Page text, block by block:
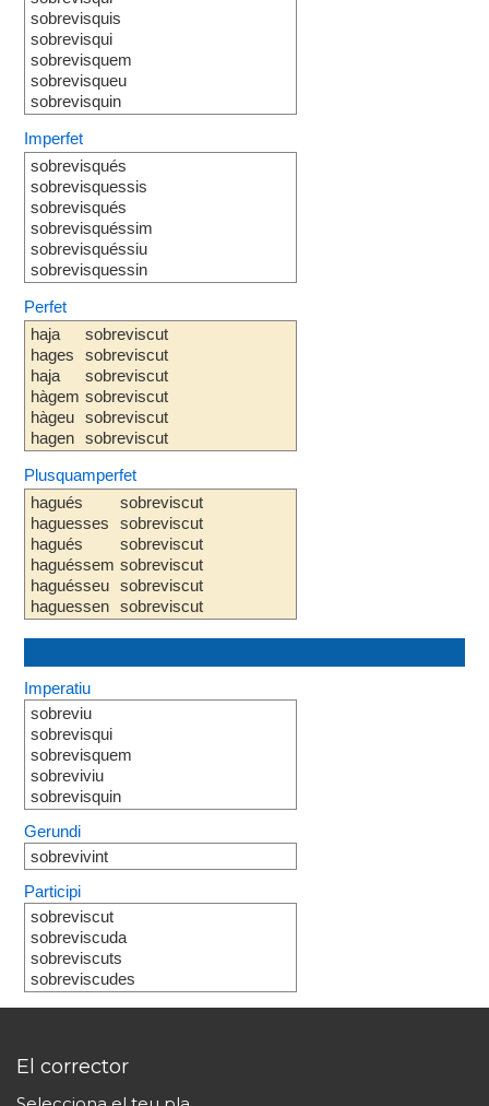
sobrevisquis
sobrevisqui
sobrevisquem
sobrevisqueu
sobrevisquin
Imperfet
sobrevisqués
sobrevisquessis
sobrevisqués
sobrevisquéssim
sobrevisquéssiu
sobrevisquessin
Perfet
haja
hages
haja
hàgem
hàgeu
hagen
sobreviscut
sobreviscut
sobreviscut
sobreviscut
sobreviscut
sobreviscut
Plusquamperfet
hagués
haguesses
hagués
haguéssem
haguésseu
haguessen
sobreviscut
sobreviscut
sobreviscut
sobreviscut
sobreviscut
sobreviscut
Imperatiu
sobreviu
sobrevisqui
sobrevisquem
sobreviviu
sobrevisquin
Gerundi
sobrevivint
Participi
sobreviscut
sobreviscuda
sobreviscuts
sobreviscudes
El corrector